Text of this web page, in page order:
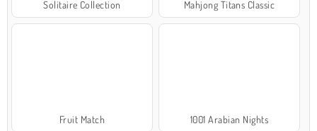
Solitaire Collection Mahjong Titans Classic
Fruit Match 1001 Arabian Nights